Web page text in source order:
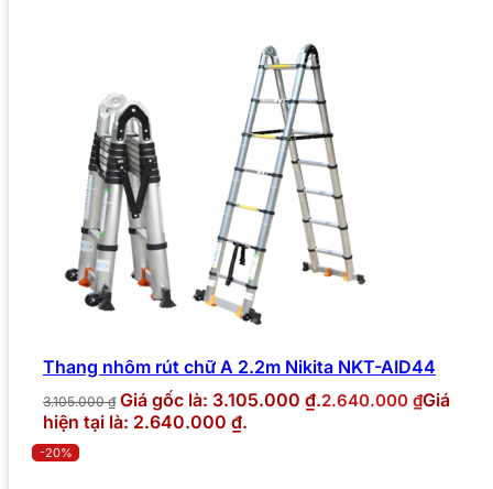
Thang nhôm rút chữ A 2.2m Nikita NKT-AID44
3.105.000₫ Giá gốc là: 3.105.000 ₫.2.640.000 ₫Giá
hiện tại là: 2.640.000 ₫.
-20%